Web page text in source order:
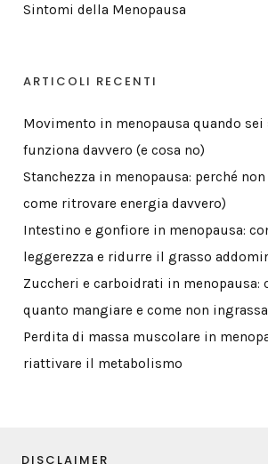
Sintomi della Menopausa
ARTICOLI RECENTI
Movimento in menopausa quando sei
funziona davvero (e cosa no)
Stanchezza in menopausa: perché
come ritrovare energia davvero)
Intestino e gonfiore in menopausa:
leggerezza e ridurre il grasso
Zuccheri e carboidrati in menopausa:
quanto mangiare e come non
Perdita di massa muscolare in
riattivare il metabolismo
DISCLAIMER